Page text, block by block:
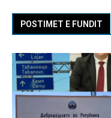
POSTIMET E FUNDIT